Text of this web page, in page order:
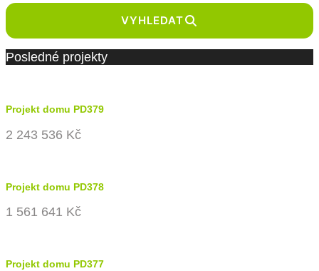
VYHLEDAT
Posledné projekty
Projekt domu PD379
2 243 536 Kč
Projekt domu PD378
1 561 641 Kč
Projekt domu PD377